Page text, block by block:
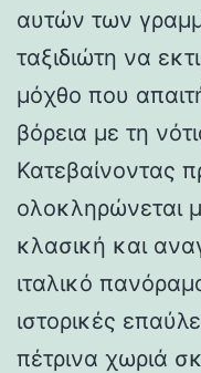
αυτών των
ταξιδιώτη να
μόχθο που
βόρεια με τη
Κατεβαίνοντας
ολοκληρώνεται
κλασική και
ιταλικό
ιστορικές
πέτρινα χωριά